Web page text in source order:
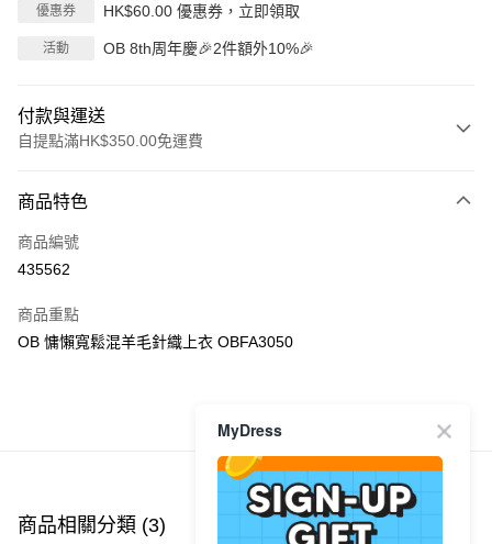
優惠券 HK$60.00 優惠券，立即領取
活動 OB 8th周年慶🎉2件額外10%🎉
付款與運送
自提點滿HK$350.00免運費
信用卡
Apple Pay
PayMe
每筆HK$40.00，滿HK$350.00或以上免運費
付款後順豐站及營業點
商品特色
商品編號
435562
商品重點
OB 慵懶寬鬆混羊毛針織上衣 OBFA3050
商品推薦
商品相關分類 (3)
MyDress